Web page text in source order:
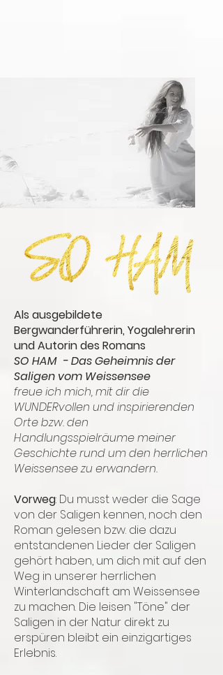
Als ausgebildete
Bergwanderführerin, Yogalehrerin
und Autorin des Romans
SO HAM - Das Geheimnis der
Saligen vom Weissensee
freue ich mich, mit dir die
WUNDERvollen und inspirierenden
Orte bzw. den
Handlungsspielräume meiner
Geschichte rund um den herrlichen
Weissensee zu erwandern.
Vorweg: Du musst weder die Sage
von der Saligen kennen, noch den
Roman gelesen bzw. die dazu
entstandenen Lieder der Saligen
gehört haben, um dich mit auf den
Weg in unserer herrlichen
Winterlandschaft am Weissensee
zu machen. Die leisen "Töne" der
Saligen in der Natur direkt zu
erspüren bleibt ein einzigartiges
Erlebnis.